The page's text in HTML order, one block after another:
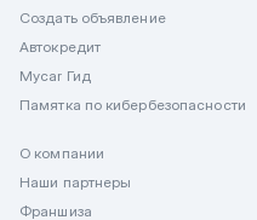
Создать объявление
Автокредит
Mycar Гид
Памятка по кибербезопасности
О компании
Наши партнеры
Франшиза